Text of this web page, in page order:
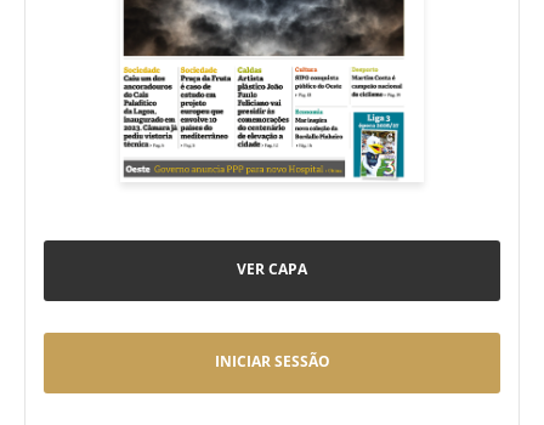
VER CAPA
INICIAR SESSÃO